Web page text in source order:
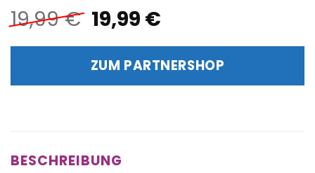
19,99€ Ursprünglicher
Preis
war:
19,99 €
19,99 €Aktueller
ist:
19,99 €.
ZUM PARTNERSHOP
BESCHREIBUNG